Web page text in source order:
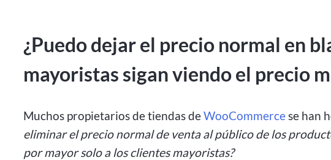
¿Puedo dejar el precio normal en
mayoristas sigan viendo el precio
Muchos propietarios de tiendas deWooCommercese han
eliminar el precio normal de venta al público de los
por mayor solo a los clientes mayoristas?